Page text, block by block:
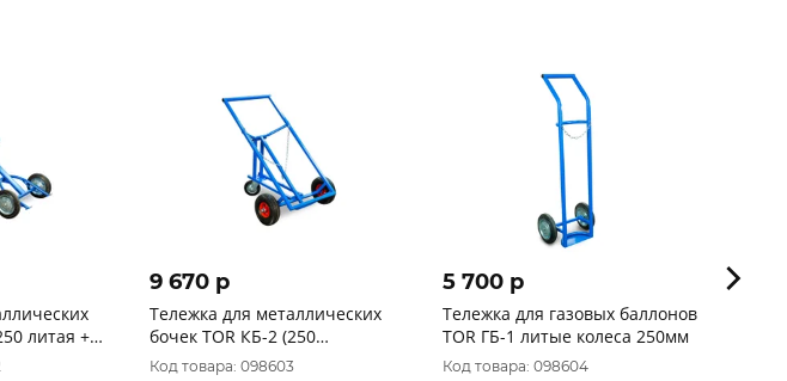
литая +
9 670 p
Тележка для металлических
бочек TOR КБ-2 (250
пневмо+160 поворотное)
Код товара: 098603
5 700 p
Тележка для газовых баллонов
TOR ГБ-1 литые колеса 250мм
Код товара: 098604
9